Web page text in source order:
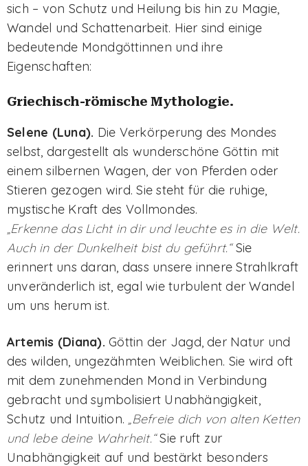
sich – von Schutz und Heilung bis hin zu Magie,
Wandel und Schattenarbeit. Hier sind einige
bedeutende Mondgöttinnen und ihre
Eigenschaften:
Griechisch-römische Mythologie.
Selene (Luna). Die Verkörperung des Mondes
selbst, dargestellt als wunderschöne Göttin mit
einem silbernen Wagen, der von Pferden oder
Stieren gezogen wird. Sie steht für die ruhige,
mystische Kraft des Vollmondes.
„Erkenne das Licht in dir und leuchte es in die Welt.
Auch in der Dunkelheit bist du geführt.“Sie
erinnert uns daran, dass unsere innere Strahlkraft
unveränderlich ist, egal wie turbulent der Wandel
um uns herum ist.
Artemis (Diana). Göttin der Jagd, der Natur und
des wilden, ungezähmten Weiblichen. Sie wird oft
mit dem zunehmenden Mond in Verbindung
gebracht und symbolisiert Unabhängigkeit,
Schutz und Intuition. „Befreie dich von alten Ketten
und lebe deine Wahrheit.“Sie ruft zur
Unabhängigkeit auf und bestärkt besonders